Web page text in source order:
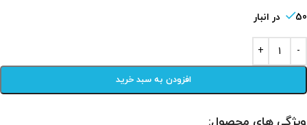
50 در انبار
افزودن به سبد خرید